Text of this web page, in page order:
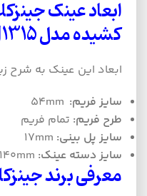
ابعاد عینک
کشیدهمدل J1315
ابعاد این عینک به شرح
سایز فریم: 54mm
طرح فریم: تمام فریم
سایز پل بینی: 17mm
سایز دسته عینک: 140mm
معرفی برند